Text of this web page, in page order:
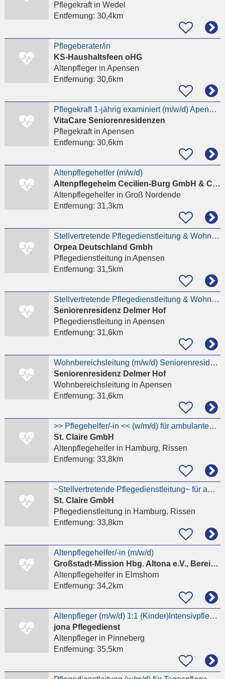
Pflegekraftin Wedel
Entfernung: 30,4km
Pflegeberater/in
KS-Haushaltsfeen oHG
Altenpflegerin Apensen
Entfernung: 30,6km
Pflegekraft 1-jährig examiniert (m/w/d) Apensen
VitaCare Seniorenresidenzen
Pflegekraftin Apensen
Entfernung: 30,6km
Altenpflegehelfer (m/w/d)
Altenpflegeheim Cecilien-Burg GmbH & Co. KG
Altenpflegehelferin Groß Nordende
Entfernung: 31,3km
Stellvertretende Pflegedienstleitung & Wohnbereichsleitung in Personalunion (m/w/d)
Orpea Deutschland Gmbh
Pflegedienstleitung in Apensen
Entfernung: 31,5km
Stellvertretende Pflegedienstleitung & Wohnbereichsleitung in Personalunion (m/w/d)
Seniorenresidenz Delmer Hof
Pflegedienstleitung in Apensen
Entfernung: 31,6km
Wohnbereichsleitung (m/w/d) Seniorenresidenz Delmer Hof
Seniorenresidenz Delmer Hof
Wohnbereichsleitung in Apensen
Entfernung: 31,6km
>> Pflegehelfer/-in << (w/m/d) für ambulanten Pflegedienst in Hamburg-Rissen
St. Claire GmbH
Altenpflegehelferin Hamburg, Rissen
Entfernung: 33,8km
~Stellvertretende Pflegedienstleitung~ für ambulanten Pflegedienst in Hamburg-Rissen gesucht
St. Claire GmbH
Pflegedienstleitung in Hamburg, Rissen
Entfernung: 33,8km
Altenpflegehelfer/-in (m/w/d)
Großstadt-Mission Hbg. Altona e.V., Bereich Behindertenhilfe
Altenpflegehelferin Elmshorn
Entfernung: 34,2km
Altenpfleger (m/w/d) 1:1 (Kinder)Intensivpflege -Zeit für PatientIn
jona Pflegedienst
Altenpflegerin Pinneberg
Entfernung: 35,5km